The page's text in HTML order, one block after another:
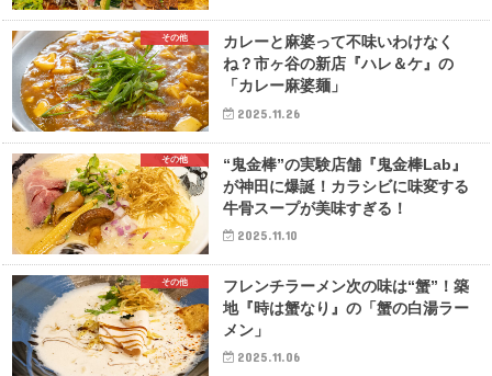
その他
カレーと麻婆って不味いわけなく
ね？市ヶ谷の新店『ハレ＆ケ』の
「カレー麻婆麺」
2025.11.26
その他
“鬼金棒”の実験店舗『鬼金棒Lab』
が神田に爆誕！カラシビに味変する
牛骨スープが美味すぎる！
2025.11.10
その他
フレンチラーメン次の味は“蟹”！築
地『時は蟹なり』の「蟹の白湯ラー
メン」
2025.11.06